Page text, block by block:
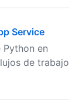
Service
en
de trabajo